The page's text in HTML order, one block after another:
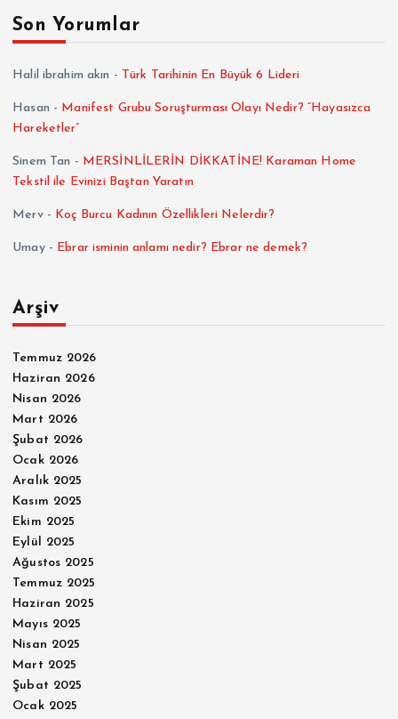
l
a
m
a
Son Yorumlar
Halil ibrahim akın - Türk Tarihinin En Büyük 6 Lideri
Hasan - Manifest Grubu Soruşturması Olayı Nedir? “Hayasızca
Hareketler”
Sinem Tan - MERSİNLİLERİN DİKKATİNE! Karaman Home
Tekstil ile Evinizi Baştan Yaratın
Merv- Koç Burcu Kadının Özellikleri Nelerdir?
Umay- Ebrar isminin anlamı nedir? Ebrar ne demek?
Arşiv
Temmuz 2026
Haziran 2026
Nisan 2026
Mart 2026
Şubat 2026
Ocak 2026
Aralık 2025
Kasım 2025
Ekim 2025
Eylül 2025
Ağustos 2025
Temmuz 2025
Haziran 2025
Mayıs 2025
Nisan 2025
Mart 2025
Şubat 2025
Ocak 2025